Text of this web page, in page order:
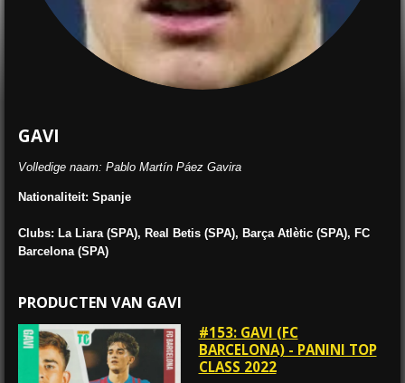
GAVI
Volledige naam: Pablo Martín Páez Gavira
Nationaliteit: Spanje
Clubs: La Liara (SPA), Real Betis (SPA), Barça Atlètic (SPA), FC
Barcelona (SPA)
PRODUCTEN VAN GAVI
#153: GAVI (FC
BARCELONA) - PANINI TOP
CLASS 2022